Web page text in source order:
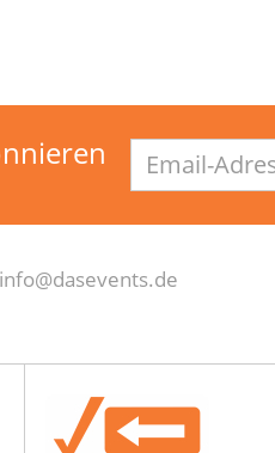
Adresse
info@dasevents.de